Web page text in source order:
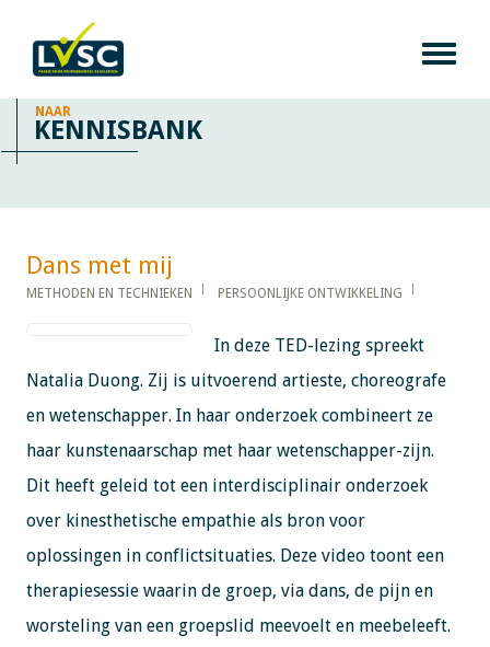
NAAR
KENNISBANK
Dans met mij ​​​​​​
METHODEN EN TECHNIEKEN PERSOONLIJKE ONTWIKKELING
In deze TED-lezing spreekt
Natalia Duong. Zij is uitvoerend artieste, choreografe
en wetenschapper. In haar onderzoek combineert ze
haar kunstenaarschap met haar wetenschapper-zijn.
Dit heeft geleid tot een interdisciplinair onderzoek
over kinesthetische empathie als bron voor
oplossingen in conflictsituaties. Deze video toont een
therapiesessie waarin de groep, via dans, de pijn en
worsteling van een groepslid meevoelt en meebeleeft.